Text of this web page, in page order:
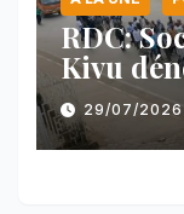
RDC:
Kivu
des
l’AFC/
29/07/2026